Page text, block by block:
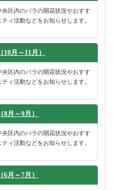
区内のバラの開花状況やおすす
ィ活動などをお知らせします。
月～11月）
区内のバラの開花状況やおすす
ィ活動などをお知らせします。
月～9月）
区内のバラの開花状況やおすす
ィ活動などをお知らせします。
月～7月）